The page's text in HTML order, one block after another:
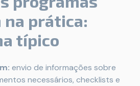
prática:
típico
envio de informações sobre
necessários, checklists e